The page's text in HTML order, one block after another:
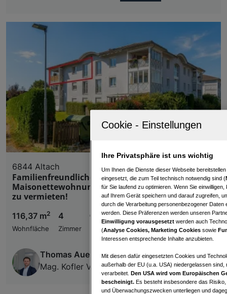
6844 Altach
Familienfreundliche 4-Zimmer-
Maisonettewohnung mit Wintergarten in Altach
zu vermieten!
116,37 m2
Wohnfläche
4
Zimmer
€ 1.549,00
Bruttomiete
Thomas Auer
Mag. Kofler Vermögenstreuhand GmbH
Ihre Privatsphäre ist uns wichtig
Um Ihnen die Dienste dieser Webseite
eingesetzt, die zum Teil technisch notwendig sind (
für Sie laufend zu optimieren. Wenn Sie
auf Ihrem Gerät speichern und darauf zugreifen,
durch die Verarbeitung personenbezogener
werden. Diese Präferenzen werden unseren
Einwilligung vorausgesetzt werden auch
(Analyse Cookies, Marketing Cookies sowie
Interessen entsprechende Inhalte anzubieten.
Mit diesen dafür eingesetzten Cookies und
außerhalb der EU (u.a. USA) niedergelassen
verarbeitet. Den USA wird vom Europäischen
bescheinigt. Es besteht insbesondere das
und Überwachungszwecken unterliegen und